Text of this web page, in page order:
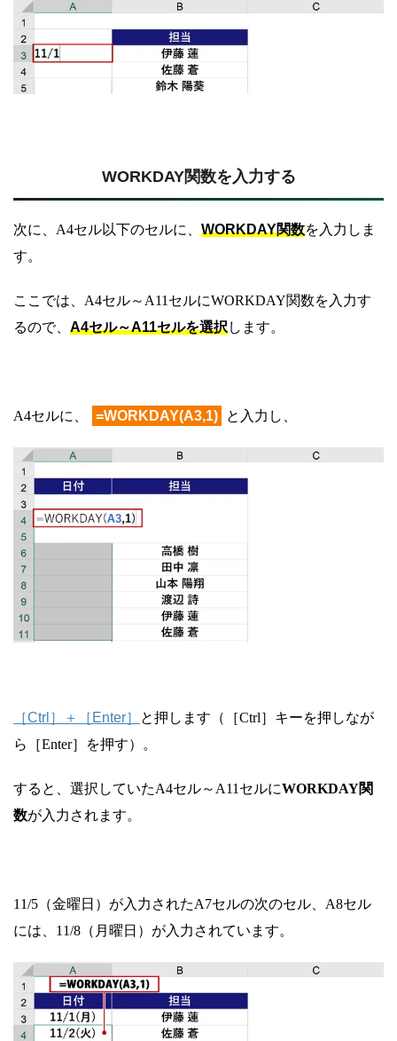
WORKDAY関数を入力する
次に、A4セル以下のセルに、 WORKDAY関数を入力しま
す。
ここでは、A4セル～A11セルにWORKDAY関数を入力す
るので、 A4セル～A11セルを選択します。
A4セルに、 =WORKDAY(A3,1) と入力し、
［Ctrl］＋［Enter］
と押します（［Ctrl］キーを押しなが
ら［Enter］を押す）。
すると、選択していたA4セル～A11セルにWORKDAY関
数が入力されます。
11/5（金曜日）が入力されたA7セルの次のセル、A8セル
には、11/8（月曜日）が入力されています。